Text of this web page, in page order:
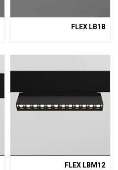
FLEX LB18
FLEX LBM12